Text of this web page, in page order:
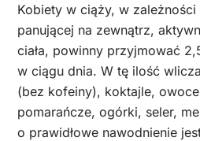
Kobiety w ciąży, w
panującej na zewnątrz,
ciała, powinny przyjmować
w ciągu dnia. W tę ilość
(bez kofeiny), koktajle,
pomarańcze, ogórki, seler,
o prawidłowe nawodnienie